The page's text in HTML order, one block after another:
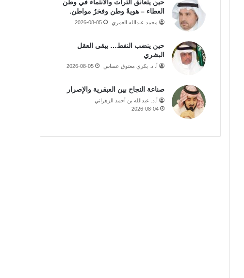
حين يتعانق التراث والانتماء في وطن
العطاء – هويةُ وطن وفخرُ مواطن.
محمد عبدالله العمري 2026-08-05
حين ينضب النفط… يبقى العقل
البشري
أ. د. بكري معتوق عساس 2026-08-05
صناعة النجاح بين العبقرية والإصرار
أ.د. عبدالله بن أحمد الزهراني
2026-08-04